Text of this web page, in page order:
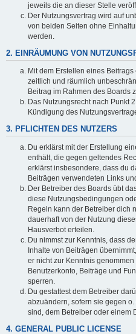
jeweils die an dieser Stelle
Der Nutzungsvertrag wird auf
von beiden Seiten ohne
werden.
2. EINRÄUMUNG VON
Mit dem Erstellen eines
zeitlich und räumlich
Beitrag im Rahmen des Boards
Das Nutzungsrecht nach Punkt
Kündigung des
3. PFLICHTEN DES NUTZERS
Du erklärst mit der Erstellung
enthält, die gegen geltendes
erklärst insbesondere, dass du
Beiträgen verwendeten Links
Der Betreiber des Boards übt
diese Nutzungsbedingungen
Regeln kann der Betreiber dich
dauerhaft von der Nutzung
Hausverbot erteilen.
Du nimmst zur Kenntnis, dass
Inhalte von Beiträgen
er nicht zur Kenntnis
Benutzerkonto, Beiträge und
sperren.
Du gestattest dem Betreiber
abzuändern, sofern sie gegen
sind, dem Betreiber oder einem
4. GENERAL PUBLIC LICENSE